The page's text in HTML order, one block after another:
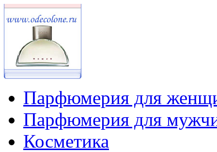
Парфюмерия для
Парфюмерия для
Косметика